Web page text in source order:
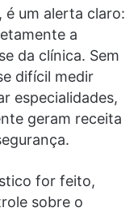
é um alerta claro:
a
da clínica. Sem
difícil medir
especialidades,
geram receita
for feito,
sobre o